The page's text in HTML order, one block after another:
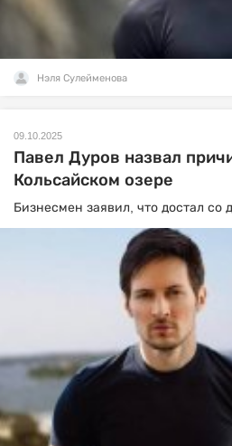
Нэля Сулейменова
09.10.2025
Павел Дуров назвал
Кольсайском озере
Бизнесмен заявил, что достал со